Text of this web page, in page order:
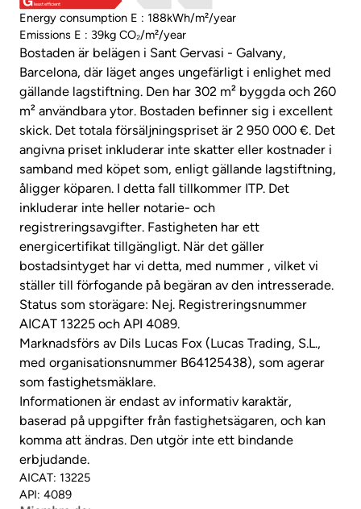
least efficient
Energy consumption E : 188kWh/m²/year
Emissions E : 39kg CO₂/m²/year
Bostaden är belägen i Sant Gervasi - Galvany,
Barcelona, där läget anges ungefärligt i enlighet med
gällande lagstiftning. Den har 302 m² byggda och 260
m² användbara ytor. Bostaden befinner sig i excellent
skick. Det totala försäljningspriset är 2 950 000 €. Det
angivna priset inkluderar inte skatter eller kostnader i
samband med köpet som, enligt gällande lagstiftning,
åligger köparen. I detta fall tillkommer ITP. Det
inkluderar inte heller notarie- och
registreringsavgifter. Fastigheten har ett
energicertifikat tillgängligt. När det gäller
bostadsintyget har vi detta, med nummer , vilket vi
ställer till förfogande på begäran av den intresserade.
Status som storägare: Nej. Registreringsnummer
AICAT 13225 och API 4089.
Marknadsförs av Dils Lucas Fox (Lucas Trading, S.L.,
med organisationsnummer B64125438), som agerar
som fastighetsmäklare.
Informationen är endast av informativ karaktär,
baserad på uppgifter från fastighetsägaren, och kan
komma att ändras. Den utgör inte ett bindande
erbjudande.
AICAT: 13225
API: 4089